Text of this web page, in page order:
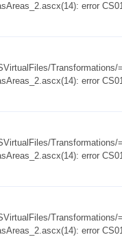
error
Transformations/
error
Transformations/
error
Transformations/
error